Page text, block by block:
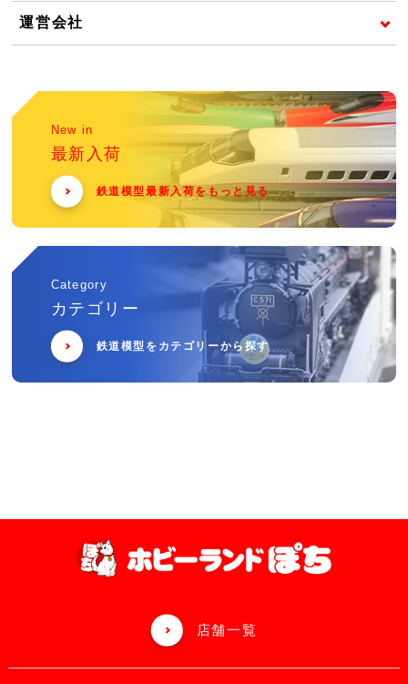
運営会社
New in
最新入荷
鉄道模型最新入荷をもっと見る
Category
カテゴリー
鉄道模型をカテゴリーから探す
店舗一覧